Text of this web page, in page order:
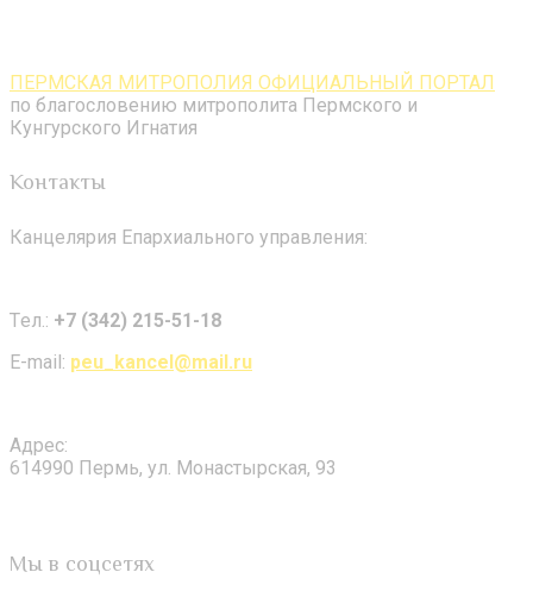
ПЕРМСКАЯ МИТРОПОЛИЯ ОФИЦИАЛЬНЫЙ ПОРТАЛ
по благословению митрополита Пермского и
Кунгурского Игнатия
Контакты
Канцелярия Епархиального управления:
Tел.: +7 (342) 215-51-18
E-mail: peu_kancel@mail.ru
Адрес:
614990 Пермь, ул. Монастырская, 93
Мы в соцсетях